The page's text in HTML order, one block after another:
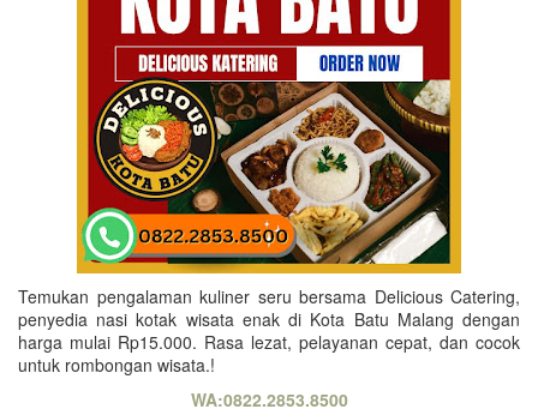
Temukan pengalaman kuliner seru bersama Delicious Catering,
penyedia nasi kotak wisata enak di Kota Batu Malang dengan
harga mulai Rp15.000. Rasa lezat, pelayanan cepat, dan cocok
untuk rombongan wisata.!
WA:0822.2853.8500